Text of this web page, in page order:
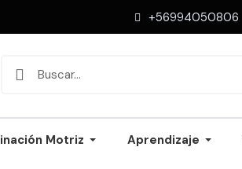
+56994050806
Motriz Aprendizaje